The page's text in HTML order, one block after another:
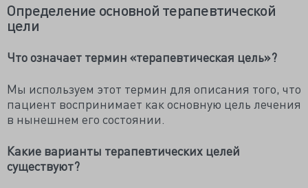
Определение основной терапевтической
цели
Что означает термин «терапевтическая цель»?
Мы используем этот термин для описания того, что
пациент воспринимает как основную цель лечения
в нынешнем его состоянии.
Какие варианты терапевтических целей
существуют?